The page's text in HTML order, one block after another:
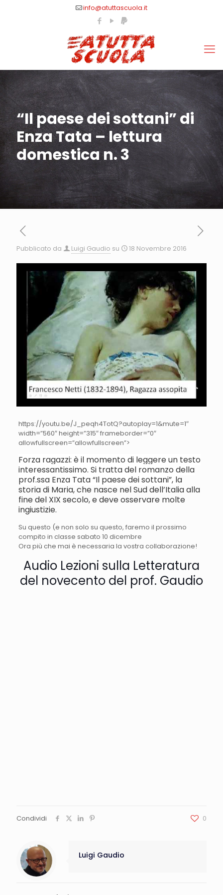
info@atuttascuola.it
“Il paese dei sottani” di
Enza Tata – lettura
domestica n. 3
Pubblicato da Luigi Gaudio su 18 Novembre 2016
https://youtu.be/J_peqh4TotQ?autoplay=1&mute=1″
width=”560″ height=”315″ frameborder=”0″
allowfullscreen=”allowfullscreen”>
Forza ragazzi: è il momento di leggere un testo
interessantissimo. Si tratta del romanzo della
prof.ssa Enza Tata “Il paese dei sottani”, la
storia di Maria, che nasce nel Sud dell’Italia alla
fine del XIX secolo, e deve osservare molte
ingiustizie.
Su questo (e non solo su questo, faremo il prossimo
compito in classe sabato 10 dicembre
Ora più che mai è necessaria la vostra collaborazione!
Audio Lezioni sulla Letteratura
del novecento del prof. Gaudio
Condividi 0
Luigi Gaudio